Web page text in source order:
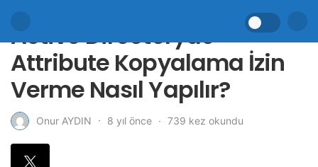
Active Directoryde
Attribute Kopyalama İzin
Verme Nasıl Yapılır?
Onur AYDIN 8 yıl önce 739 kez okundu